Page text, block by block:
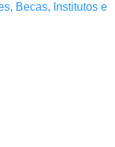
Becas, Institutos e